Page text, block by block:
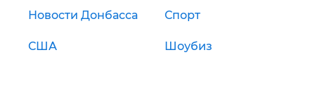
Новости Донбасса Спорт
США Шоубиз